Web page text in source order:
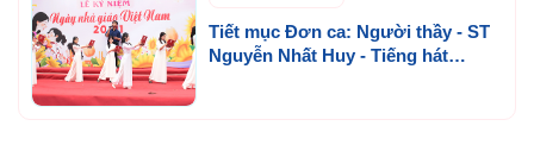
Tiết mục Đơn ca: Người thầy - ST
Nguyễn Nhất Huy - Tiếng hát